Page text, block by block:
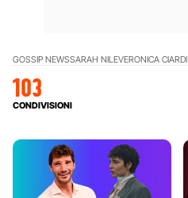
GOSSIP NEWSSARAH NILEVERONICA CIARDI
103
CONDIVISIONI